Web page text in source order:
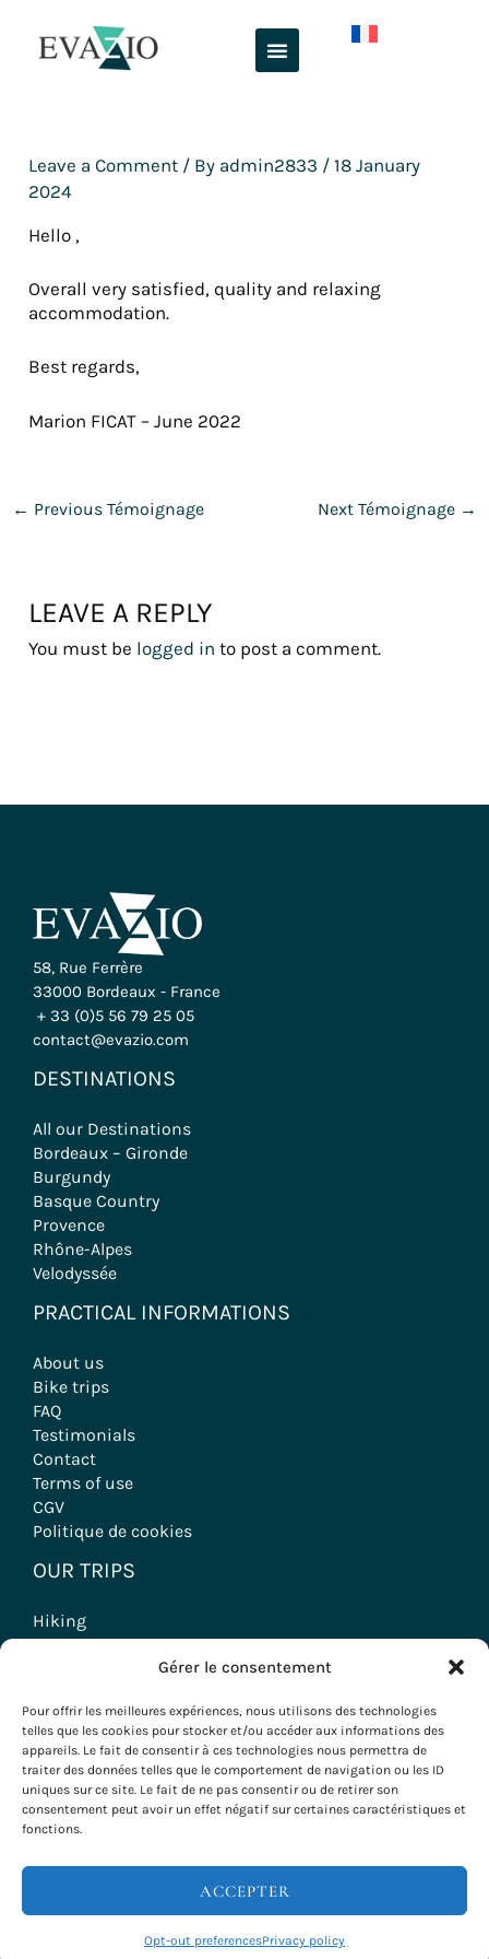
Gérer le consentement
Pour offrir les meilleures expériences, nous utilisons des technologies
telles que les cookies pour stocker et/ou accéder aux informations des
appareils. Le fait de consentir à ces technologies nous permettra de
traiter des données telles que le comportement de navigation ou les ID
uniques sur ce site. Le fait de ne pas consentir ou de retirer son
consentement peut avoir un effet négatif sur certaines caractéristiques et
fonctions.
ACCEPTER
Opt-out preferencesPrivacy policy
content
Leave a Comment / By admin2833 /18 January
2024
Hello ,
Overall very satisfied, quality and relaxing
accommodation.
Best regards,
Marion FICAT – June 2022
← Previous Témoignage Next Témoignage →
LEAVE A REPLY
You must be logged in to post a comment.
58, Rue Ferrère
33000 Bordeaux - France
+ 33 (0)5 56 79 25 05
contact@evazio.com
DESTINATIONS
All our Destinations
Bordeaux – Gironde
Burgundy
Basque Country
Provence
Rhône-Alpes
Velodyssée
PRACTICAL INFORMATIONS
About us
Bike trips
FAQ
Testimonials
Contact
Terms of use
CGV
Politique de cookies
OUR TRIPS
Hiking
Wine tourism stays
Seminars & Incentives
Voyages à vélo
Copyright © 2026 Evazio